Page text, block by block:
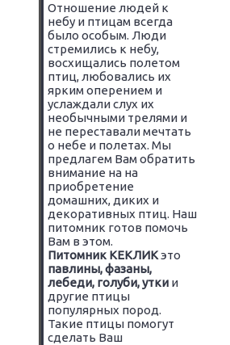
Отношение людей к
небу и птицам всегда
было особым. Люди
стремились к небу,
восхищались полетом
птиц, любовались их
ярким оперением и
услаждали слух их
необычными трелями и
не переставали мечтать
о небе и полетах. Мы
предлагем Вам обратить
внимание на на
приобретение
домашних, диких и
декоративных птиц. Наш
питомник готов помочь
Вам в этом.
Питомник КЕКЛИКэто
павлины, фазаны,
лебеди, голуби, утки и
другие птицы
популярных пород.
Такие птицы помогут
сделать Ваш